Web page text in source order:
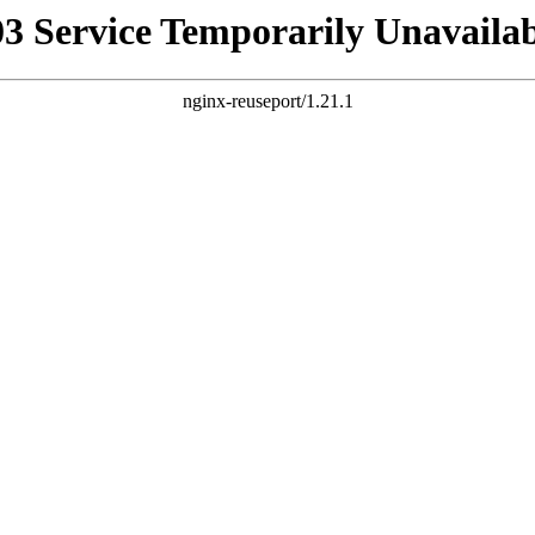
Service Temporarily
nginx-reuseport/1.21.1